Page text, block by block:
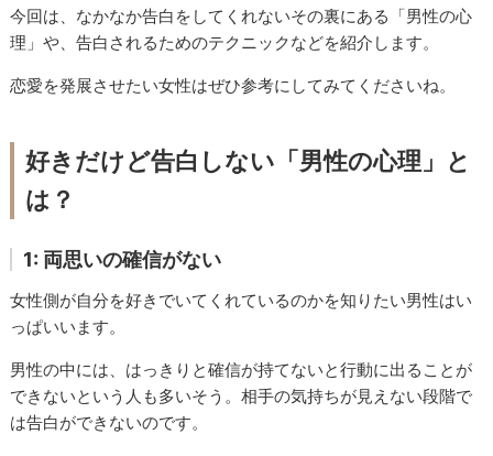
今回は、なかなか告白をしてくれないその裏にある「男性の心
理」や、告白されるためのテクニックなどを紹介します。
恋愛を発展させたい女性はぜひ参考にしてみてくださいね。
好きだけど告白しない「男性の心理」と
は？
1: 両思いの確信がない
女性側が自分を好きでいてくれているのかを知りたい男性はい
っぱいいます。
男性の中には、はっきりと確信が持てないと行動に出ることが
できないという人も多いそう。相手の気持ちが見えない段階で
は告白ができないのです。